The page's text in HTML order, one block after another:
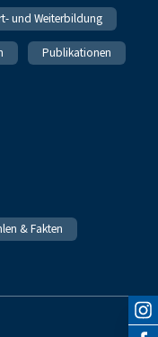
und Weiterbildung
Publikationen
& Fakten